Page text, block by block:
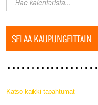
SELAA KAUPUNGEITTAIN
Katso kaikki tapahtumat